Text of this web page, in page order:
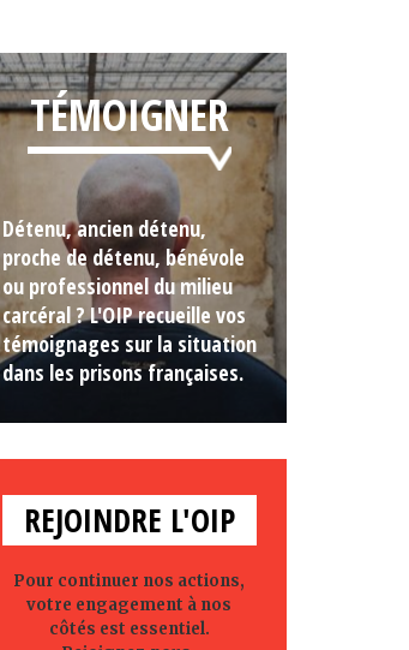
TÉMOIGNER
Détenu, ancien détenu,
proche de détenu, bénévole
ou professionnel du milieu
carcéral ? L'OIP recueille vos
témoignages sur la situation
dans les prisons françaises.
REJOINDRE L'OIP
Pour continuer nos actions,
votre engagement à nos
côtés est essentiel.